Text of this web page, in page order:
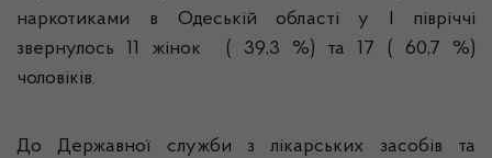
наркотиками в Одеській області у І півріччі
звернулось 11 жінок ( 39,3 %) та 17 ( 60,7 %)
чоловіків.
До Державної служби з лікарських засобів та